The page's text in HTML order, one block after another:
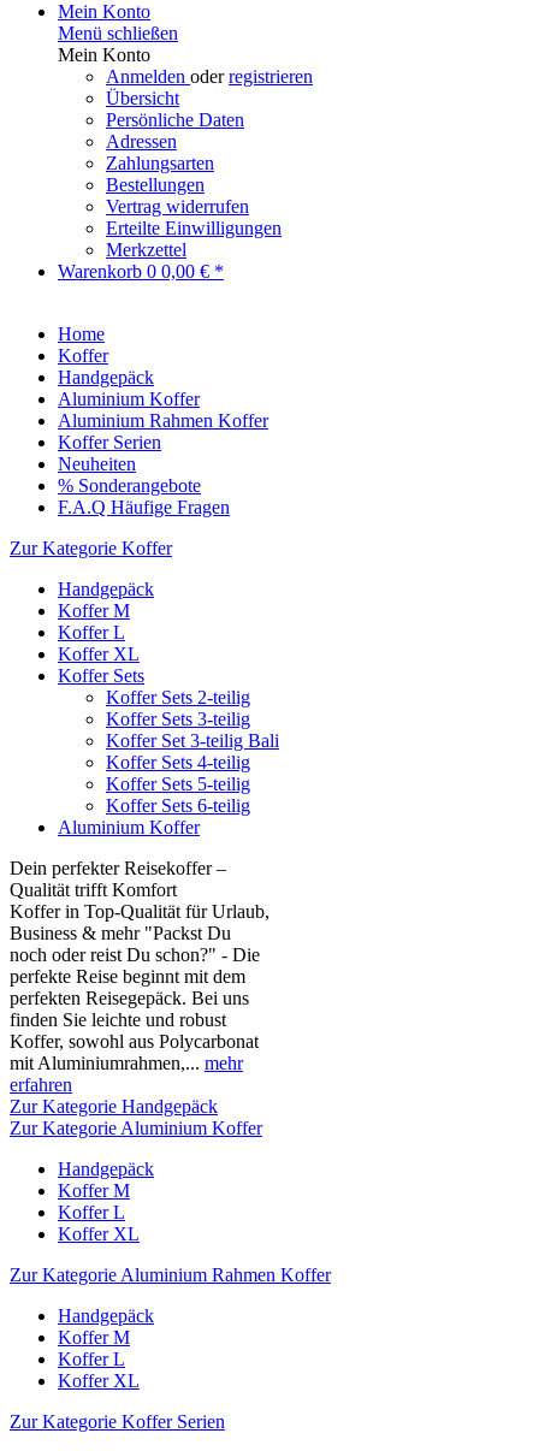
Mein Konto
Menü schließen
Mein Konto
Anmelden oderregistrieren
Übersicht
Persönliche Daten
Adressen
Zahlungsarten
Bestellungen
Vertrag widerrufen
Erteilte Einwilligungen
Merkzettel
Warenkorb 0 0,00 € *
Home
Koffer
Handgepäck
Aluminium Koffer
Aluminium Rahmen Koffer
Koffer Serien
Neuheiten
% Sonderangebote
F.A.Q Häufige Fragen
Zur Kategorie Koffer
Handgepäck
Koffer M
Koffer L
Koffer XL
Koffer Sets
Koffer Sets 2-teilig
Koffer Sets 3-teilig
Koffer Set 3-teilig Bali
Koffer Sets 4-teilig
Koffer Sets 5-teilig
Koffer Sets 6-teilig
Aluminium Koffer
Dein perfekter Reisekoffer –
Qualität trifft Komfort
Koffer in Top-Qualität für Urlaub,
Business & mehr "Packst Du
noch oder reist Du schon?" - Die
perfekte Reise beginnt mit dem
perfekten Reisegepäck. Bei uns
finden Sie leichte und robust
Koffer, sowohl aus Polycarbonat
mit Aluminiumrahmen,... mehr
erfahren
Zur Kategorie Handgepäck
Zur Kategorie Aluminium Koffer
Handgepäck
Koffer M
Koffer L
Koffer XL
Zur Kategorie Aluminium Rahmen Koffer
Handgepäck
Koffer M
Koffer L
Koffer XL
Zur Kategorie Koffer Serien